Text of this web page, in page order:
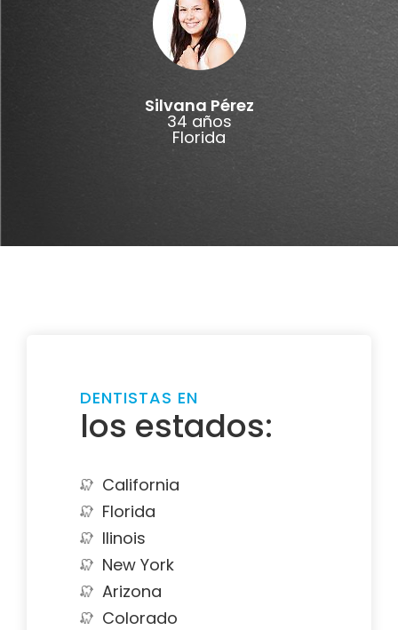
Silvana Pérez
34 años
Florida
DENTISTAS EN
los estados:
California
Florida
Ilinois
New York
Arizona
Colorado